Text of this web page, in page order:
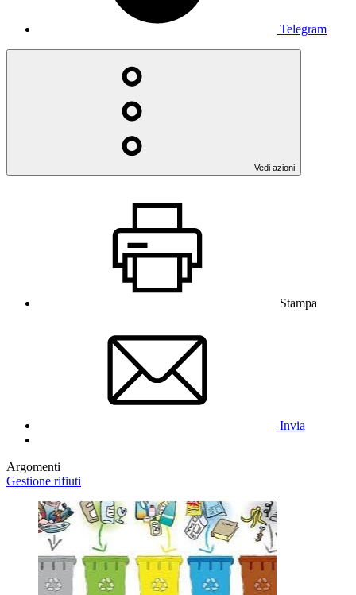
Telegram
Vedi azioni
Stampa
Invia
Argomenti
Gestione rifiuti